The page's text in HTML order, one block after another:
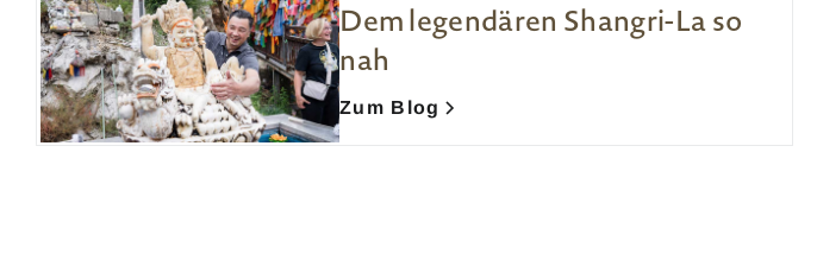
Dem legendären Shangri-La so
nah
Zum Blog